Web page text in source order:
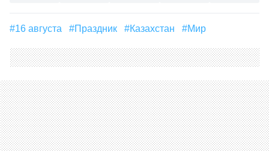
#16 августа #праздник #Казахстан #Мир